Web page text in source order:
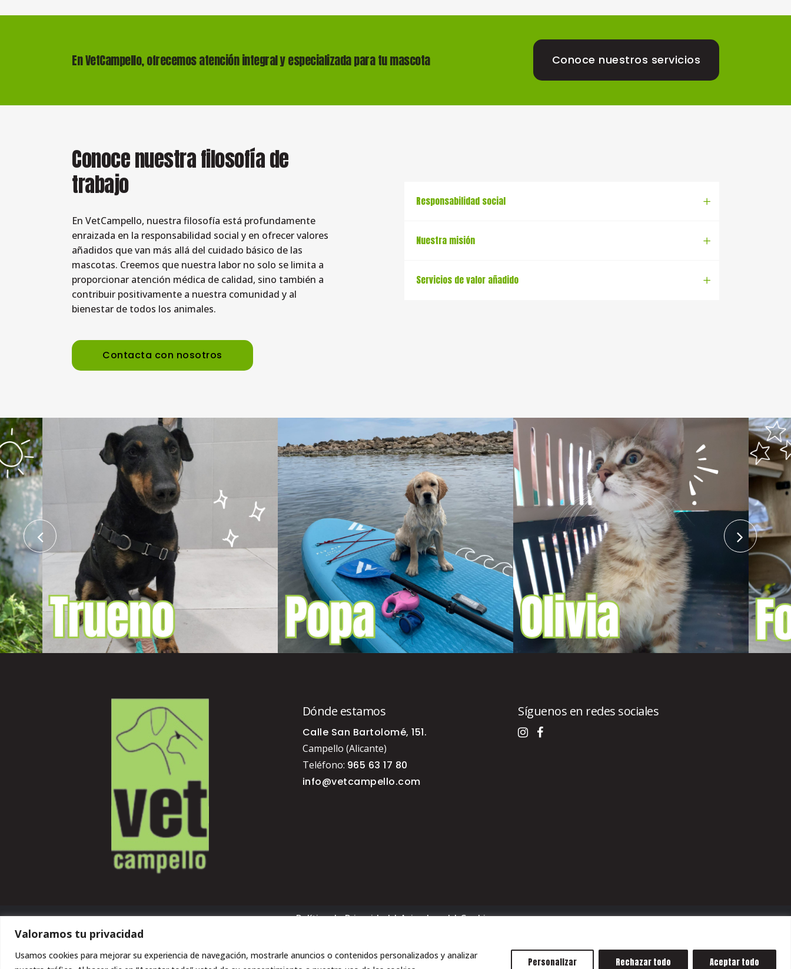
Valoramos tu privacidad
Usamos cookies para mejorar su experiencia de navegación, mostrarle anuncios o contenidos personalizados y analizar
Personalizar Rechazar todo Aceptar todo
En VetCampello, ofrecemos atención integral y especializada para tu mascota Conoce nuestros servicios
Conoce nuestra filosofía de
trabajo
En VetCampello, nuestra filosofía está profundamente
enraizada en la responsabilidad social y en ofrecer valores
añadidos que van más allá del cuidado básico de las
mascotas. Creemos que nuestra labor no solo se limita a
proporcionar atención médica de calidad, sino también a
contribuir positivamente a nuestra comunidad y al
bienestar de todos los animales.
Contacta con nosotros
Responsabilidad social
Nuestra misión
Servicios de valor añadido
Dónde estamos
Calle San Bartolomé, 151.
Campello (Alicante)
Teléfono: 965 63 17 80
info@vetcampello.com
Síguenos en redes sociales
Política de Privacidad|Aviso Legal|Cookies